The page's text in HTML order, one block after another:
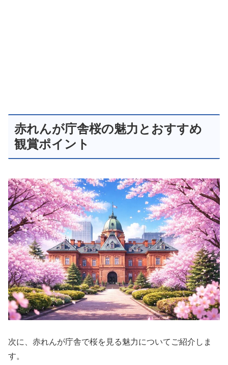
赤れんが庁舎桜の魅力とおすすめ
観賞ポイント
次に、赤れんが庁舎で桜を見る魅力についてご紹介しま
す。